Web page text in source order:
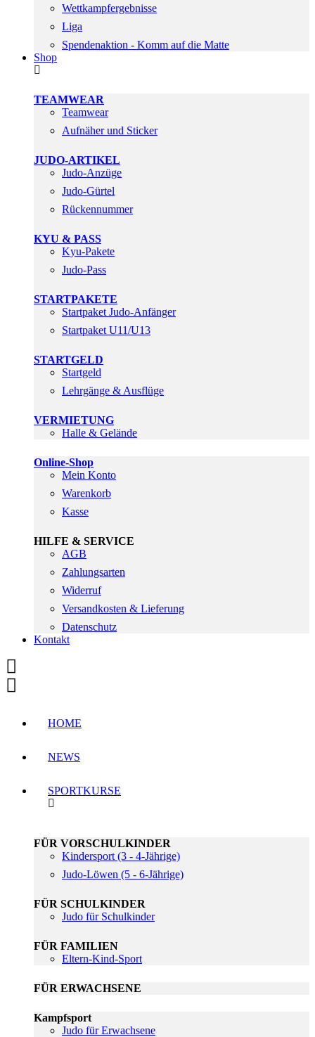
Wettkampfergebnisse
Liga
Spendenaktion - Komm auf die Matte
Shop
TEAMWEAR
Teamwear
Aufnäher und Sticker
JUDO-ARTIKEL
Judo-Anzüge
Judo-Gürtel
Rückennummer
KYU & PASS
Kyu-Pakete
Judo-Pass
STARTPAKETE
Startpaket Judo-Anfänger
Startpaket U11/U13
STARTGELD
Startgeld
Lehrgänge & Ausflüge
VERMIETUNG
Halle & Gelände
Online-Shop
Mein Konto
Warenkorb
Kasse
HILFE & SERVICE
AGB
Zahlungsarten
Widerruf
Versandkosten & Lieferung
Datenschutz
Kontakt
HOME
NEWS
SPORTKURSE
FÜR VORSCHULKINDER
Kindersport (3 - 4-Jährige)
Judo-Löwen (5 - 6-Jährige)
FÜR SCHULKINDER
Judo für Schulkinder
FÜR FAMILIEN
Eltern-Kind-Sport
FÜR ERWACHSENE
Kampfsport
Judo für Erwachsene